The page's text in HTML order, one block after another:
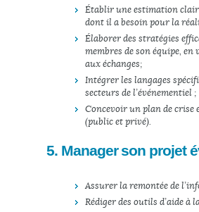
Établir une estimation
dont il a besoin pour la
Élaborer des stratégies
membres de son équipe,
aux échanges ;
Intégrer les langages
secteurs de l’événementiel ;
Concevoir un plan de crise
(public et privé).
5. Manager son projet
Assurer la remontée de
Rédiger des outils d’aide à